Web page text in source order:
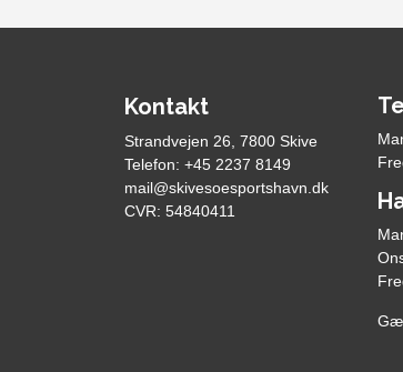
Kontakt
Strandvejen 26, 7800 Skive
Telefon: +45 2237 8149
mail@skivesoesportshavn.dk
CVR: 54840411